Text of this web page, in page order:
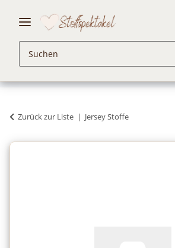
Zurück zur Liste Jersey Stoffe